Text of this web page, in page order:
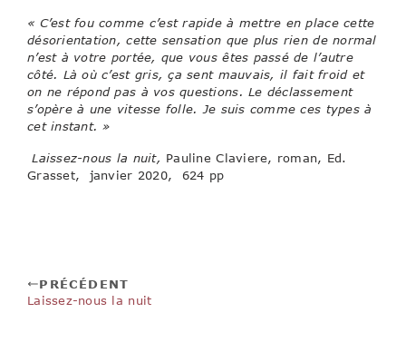
« C’est fou comme c’est rapide à mettre en place cette
désorientation, cette sensation que plus rien de normal
n’est à votre portée, que vous êtes passé de l’autre
côté. Là où c’est gris, ça sent mauvais, il fait froid et
on ne répond pas à vos questions. Le déclassement
s’opère à une vitesse folle. Je suis comme ces types à
cet instant. »
Laissez-nous la nuit, Pauline Claviere, roman, Ed.
Grasset, janvier 2020, 624 pp
PRÉCÉDENT
Laissez-nous la nuit